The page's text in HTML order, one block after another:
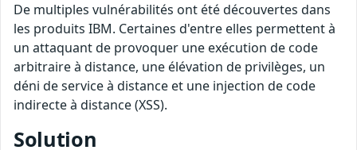
De multiples vulnérabilités ont été découvertes dans
les produits IBM. Certaines d'entre elles permettent à
un attaquant de provoquer une exécution de code
arbitraire à distance, une élévation de privilèges, un
déni de service à distance et une injection de code
indirecte à distance (XSS).
Solution